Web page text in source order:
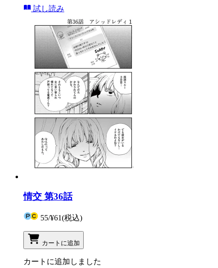
試し読み
情交 第36話
55/¥61(税込)
カートに追加
カートに追加しました